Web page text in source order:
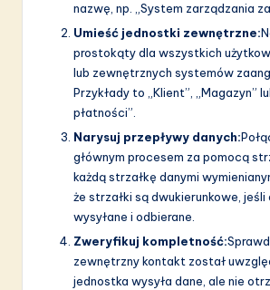
nazwę, np. „System zarządzania
Umieść jednostki zewnętrzne:
prostokąty dla wszystkich
lub zewnętrznych systemów
Przykłady to „Klient”, „Magazyn”
płatności”.
Narysuj przepływy danych:
głównym procesem za pomocą
każdą strzałkę danymi
że strzałki są dwukierunkowe, jeśli
wysyłane i odbierane.
Zweryfikuj kompletność:
zewnętrzny kontakt został
jednostka wysyła dane, ale nie